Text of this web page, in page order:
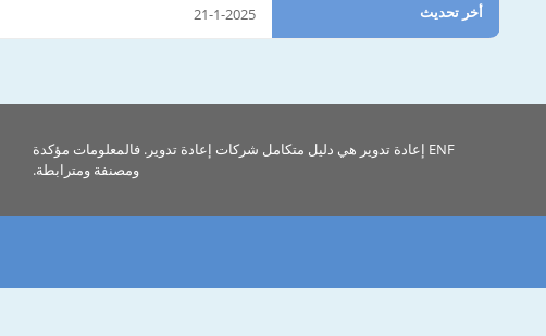
أخر تحديث 21-1-2025
ENF إعادة تدوير هي دليل متكامل شركات إعادة تدوير. فالمعلومات مؤكدة
ومصنفة ومترابطة.